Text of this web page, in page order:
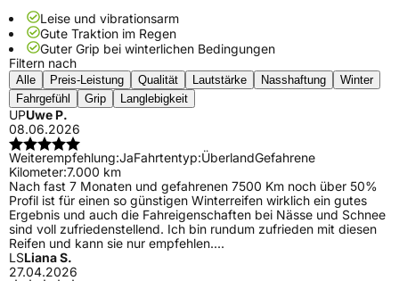
Leise und vibrationsarm
Gute Traktion im Regen
Guter Grip bei winterlichen Bedingungen
Filtern nach
Alle Preis-Leistung Qualität Lautstärke Nasshaftung
Winter
Fahrgefühl
Grip Langlebigkeit
UPUwe P.
08.06.2026
Weiterempfehlung:JaFahrtentyp:ÜberlandGefahrene
Kilometer:7.000 km
Nach fast 7 Monaten und gefahrenen 7500 Km noch über 50%
Profil ist für einen so günstigen Winterreifen wirklich ein gutes
Ergebnis und auch die Fahreigenschaften bei Nässe und Schnee
sind voll zufriedenstellend. Ich bin rundum zufrieden mit diesen
Reifen und kann sie nur empfehlen....
LSLiana S.
27.04.2026